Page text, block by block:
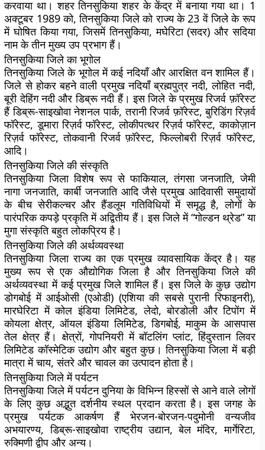
करवाया था। शहर तिनसुकिया शहर के केंद्र में बनाया गया था। 1
अक्टूबर 1989 को, तिनसुकिया जिले को राज्य के 23 वें जिले के रूप
में घोषित किया गया, जिसमें तिनसुकिया, मघेरिटा (सदर) और सदिया
नाम के तीन मुख्य उप प्रभाग हैं।
तिनसुकिया जिले का भूगोल
तिनसुकिया जिले के भूगोल में कई नदियाँ और आरक्षित वन शामिल हैं।
जिले से होकर बहने वाली प्रमुख नदियाँ ब्रह्मपुत्र नदी, लोहित नदी,
बूरी देहिंग नदी और डिब्रू नदी हैं। इस जिले के प्रमुख रिजर्व फ़ॉरेस्ट
हैं डिब्रू-साइखोवा नेशनल पार्क, तरानी रिजर्व फ़ॉरेस्ट, बुरिडिंग रिज़र्व
फॉरेस्ट, डूमारा रिज़र्व फॉरेस्ट, लोकीपत्थर रिज़र्व फॉरेस्ट, काकोज़ान
रिज़र्व फॉरेस्ट, तोकवानी रिजर्व फ़ॉरेस्ट, फिल्लोबरी रिज़र्व फॉरेस्ट,
आदि।
तिनसुकिया जिले की संस्कृति
तिनसुकिया जिला विशेष रूप से फाकियाल, तंगसा जनजाति, जेमी
नागा जनजाति, कार्बी जनजाति आदि जैसे प्रमुख आदिवासी समुदायों
के बीच सेरीकल्चर और हैंडलूम गतिविधियों में समृद्ध है, लोगों के
पारंपरिक कपड़े प्रकृति में अद्वितीय हैं। इस जिले में “गोल्डन थ्रेड” या
मुगा संस्कृति बहुत लोकप्रिय है।
तिनसुकिया जिले की अर्थव्यवस्था
तिनसुकिया जिला राज्य का एक प्रमुख व्यावसायिक केंद्र है। यह
मुख्य रूप से एक औद्योगिक जिला है और तिनसुकिया जिले की
अर्थव्यवस्था में कई प्रमुख जिले शामिल हैं। इस जिले के कुछ उद्योग
डोगबोई में आईओसी (एओडी) (एशिया की सबसे पुरानी रिफाइनरी),
मारघेरिटा में कोल इंडिया लिमिटेड, लेदो, बोरडोली और टिपोंग में
कोयला क्षेत्र, ऑयल इंडिया लिमिटेड, डिगबोई, माकुम के आसपास
तेल क्षेत्र हैं। क्षेत्रों, गोपनियरी में बॉटलिंग प्लांट, हिंदुस्तान लिवर
लिमिटेड कॉस्मेटिक उद्योग और बहुत कुछ। तिनसुकिया जिला में बड़ी
मात्रा में चाय, संतरे और चावल का उत्पादन होता है।
तिनसुकिया जिले में पर्यटन
तिनसुकिया जिले में पर्यटन दुनिया के विभिन्न हिस्सों से आने वाले लोगों
के लिए कुछ अद्भुत दर्शनीय स्थल प्रदान करता है। इस जगह के
प्रमुख पर्यटक आकर्षण हैं भेरजन-बोरजन-पदुमोनी वन्यजीव
अभयारण्य, डिब्रू-साइखोवा राष्ट्रीय उद्यान, बेल मंदिर, मार्गेरिटा,
रुक्मिणी द्वीप और अन्य।